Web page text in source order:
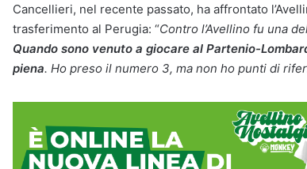
Cancellieri, nel recente passato, ha affrontato
trasferimento al Perugia: “Contro l’Avellino fu una
Quando sono venuto a giocare al Partenio-
piena. Ho preso il numero 3, ma non ho punti di